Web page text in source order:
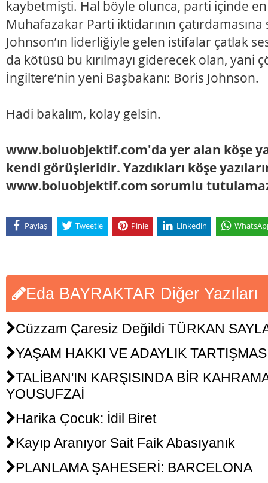
kaybetmişti. Hal böyle olunca, parti içinde en
Muhafazakar Parti iktidarının
Johnson’ın liderliğiyle gelen istifalar çatlak
da kötüsü bu kırılmayı giderecek olan, yani
İngiltere’nin yeni Başbakanı: Boris Johnson.
Hadi bakalım, kolay gelsin.
www.boluobjektif.com'da yer alan köşe
kendi görüşleridir. Yazdıkları köşe
www.boluobjektif.com sorumlu
Paylaş Tweetle Pinle Linkedin
Eda BAYRAKTAR Diğer Yazıları
Cüzzam Çaresiz Değildi TÜRKAN
YAŞAM HAKKI VE ADAYLIK
TALİBAN'IN KARŞISINDA BİR
YOUSUFZAİ
Harika Çocuk: İdil Biret
Kayıp Aranıyor Sait Faik Abasıyanık
PLANLAMA ŞAHESERİ: BARCELONA